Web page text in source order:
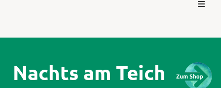
Nachts am Teich